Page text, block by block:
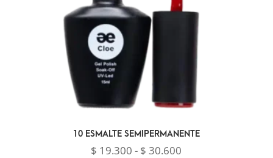
10 ESMALTE SEMIPERMANENTE
$ 19.300 - $ 30.600